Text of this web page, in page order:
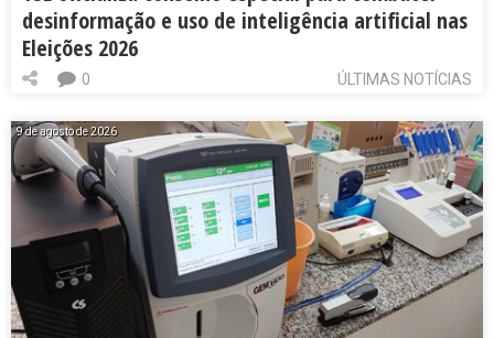
desinformação e uso de inteligência artificial nas
Eleições 2026
ÚLTIMAS NOTÍCIAS
0
9 de agosto de 2026